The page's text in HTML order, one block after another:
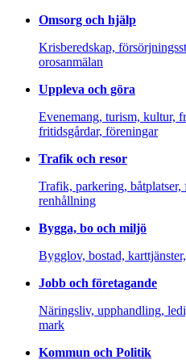
Omsorg och hjälp
Krisberedskap,
orosanmälan
Uppleva och göra
Evenemang, turism, kultur,
fritidsgårdar, föreningar
Trafik och resor
Trafik, parkering, båtplatser,
renhållning
Bygga, bo och miljö
Bygglov, bostad,
Jobb och företagande
Näringsliv, upphandling,
mark
Kommun och Politik